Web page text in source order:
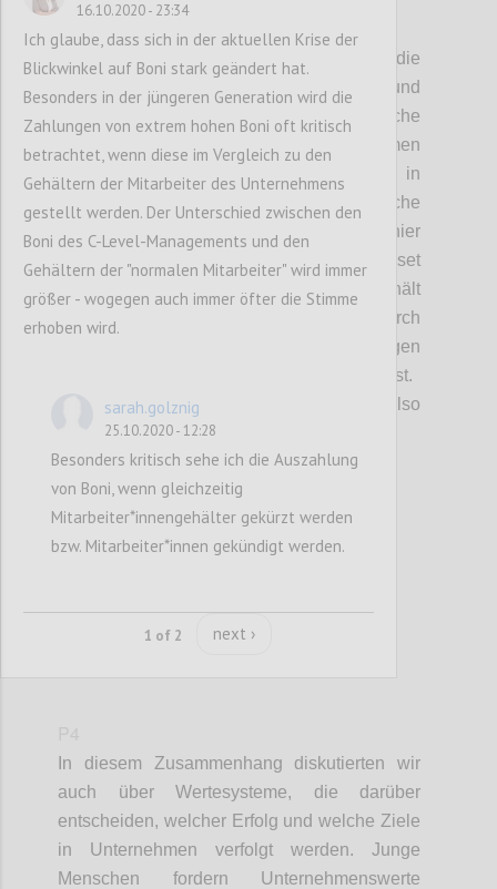
P3
Als weiteren wichtigen Faktor haben wir die
Besetzung von Management- und
sitionen als weitere kritische
Unsicherheit diskutiert. Diese bestimmen
maßgeblich welche Werte und Ziele in
Unternehmen verfolgt und welche
Entscheidungen gesetzt werden. Werden hier
neue Ideen
oder
ein nachhaltiges Mindset
bewusst gesucht und
damit gelebt
oder erhält
sich das bisherige System
durch
dementsprechende Personalbesetzungen
selbst.
Wer will bzw. kann in diesem Spiel
also
überhauptmitspielen?
In diesem Zusammenhang diskutierten wir
auch über Wertesysteme, die darüber
entscheiden, welcher Erfolg und welche Ziele
in Unternehmen verfolgt werden. Junge
Menschen fordern Unternehmenswerte
16.10.2020 - 23:34
Ich glaube, dass sich in der aktuellen Krise der
Blickwinkel auf Boni stark geändert hat.
Besonders in der jüngeren Generation wird die
Zahlungen von extrem hohen Boni oft kritisch
betrachtet, wenn diese im Vergleich zu den
Gehältern der Mitarbeiter des Unternehmens
gestellt werden. Der Unterschied zwischen den
Boni des C-Level-Managements und den
Gehältern der "normalen Mitarbeiter" wird immer
größer - wogegen auch immer öfter die Stimme
erhoben wird.
sarah.golznig
25.10.2020 - 12:28
Besonders kritisch sehe ich die Auszahlung
von Boni, wenn gleichzeitig
Mitarbeiter*innengehälter gekürzt werden
bzw. Mitarbeiter*innen gekündigt werden.
1 of 2 next ›